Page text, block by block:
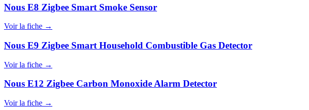
Nous E8 Zigbee Smart Smoke Sensor
Voir la fiche →
Nous E9 Zigbee Smart Household Combustible Gas Detector
Voir la fiche →
Nous E12 Zigbee Carbon Monoxide Alarm Detector
Voir la fiche →